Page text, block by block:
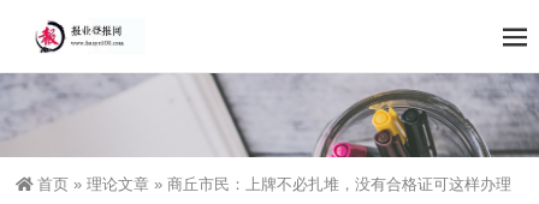
首页 » 理论文章 » 商丘市民：上牌不必扎堆，没有合格证可这样办理